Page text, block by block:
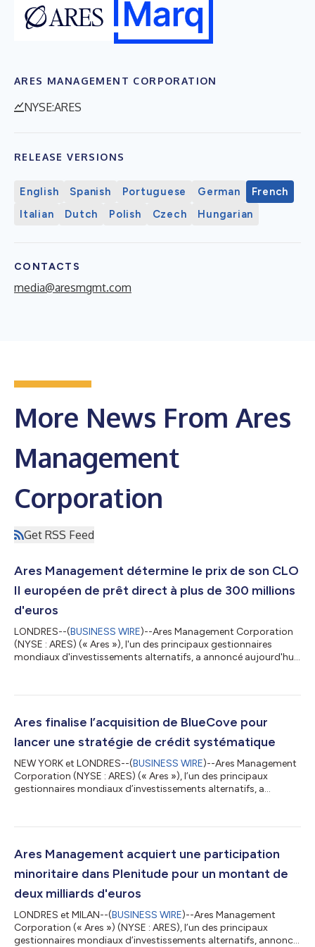
ARES MANAGEMENT CORPORATION
NYSE:ARES
RELEASE VERSIONS
English Spanish Portuguese German
French
Italian
Dutch Polish Czech Hungarian
CONTACTS
media@aresmgmt.com
More News From Ares
Management
Corporation
Get RSS Feed
Ares Management détermine le prix de son CLO
II européen de prêt direct à plus de 300 millions
d'euros
LONDRES--(BUSINESS WIRE)--Ares Management Corporation
(NYSE : ARES) (« Ares »), l'un des principaux gestionnaires
mondiaux d'investissements alternatifs, a annoncé aujourd'hui
CLO II »), à plus de 300 millions d'euros. Conformément à la
un CLO diversifié composé exclusivement de prêts directement
Ares finalise l’acquisition de BlueCove pour
lancer une stratégie de crédit systématique
NEW YORK et LONDRES--(BUSINESS WIRE)--Ares Management
Corporation (NYSE : ARES) (« Ares »), l’un des principaux
gestionnaires mondiaux d’investissements alternatifs, a
gestionnaire systématique de titres à revenu fixe basé à
nom d’Ares Systematic Credit, la dernière stratégie en date
d’Ares Credit Group. Ares...
Ares Management acquiert une participation
minoritaire dans Plenitude pour un montant de
deux milliards d'euros
LONDRES et MILAN--(BUSINESS WIRE)--Ares Management
Corporation (« Ares ») (NYSE : ARES), l’un des principaux
gestionnaires mondiaux d’investissements alternatifs, annonce